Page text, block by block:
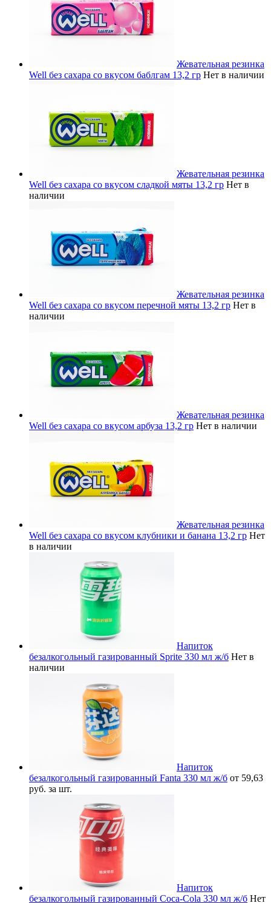
Жевательная резинка
Well без сахара со вкусом баблгам 13,2 гр Нет в наличии
Жевательная резинка
Well без сахара со вкусом сладкой мяты 13,2 гр Нет в
наличии
Жевательная резинка
Well без сахара со вкусом перечной мяты 13,2 гр Нет в
наличии
Жевательная резинка
Well без сахара со вкусом арбуза 13,2 гр Нет в наличии
Жевательная резинка
Well без сахара со вкусом клубники и банана 13,2 гр Нет
в наличии
Напиток
безалкогольный газированный Sprite 330 мл ж/б Нет в
наличии
Напиток
безалкогольный газированный Fanta 330 мл ж/б от 59,63
руб. за шт.
Напиток
безалкогольный газированный Coca-Cola 330 мл ж/б Нет